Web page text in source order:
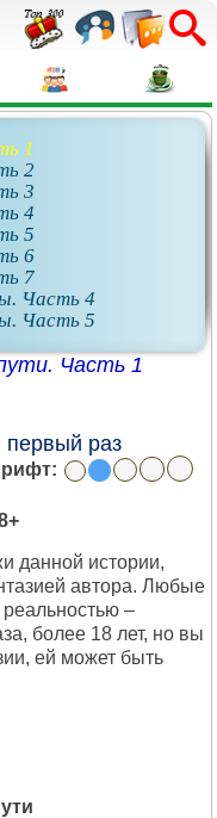
1
2
3
4
5
6
7
Часть 4
Часть 5
Часть 1
первый раз
данной истории,
автора. Любые
–
более 18 лет, но вы
ей может быть